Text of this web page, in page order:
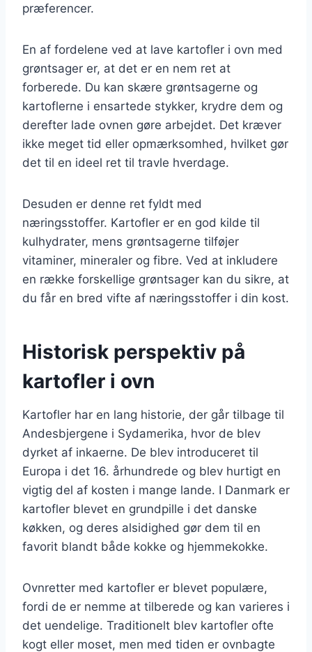
præferencer.
En af fordelene ved at lave kartofler i ovn med
grøntsager er, at det er en nem ret at
forberede. Du kan skære grøntsagerne og
kartoflerne i ensartede stykker, krydre dem og
derefter lade ovnen gøre arbejdet. Det kræver
ikke meget tid eller opmærksomhed, hvilket gør
det til en ideel ret til travle hverdage.
Desuden er denne ret fyldt med
næringsstoffer. Kartofler er en god kilde til
kulhydrater, mens grøntsagerne tilføjer
vitaminer, mineraler og fibre. Ved at inkludere
en række forskellige grøntsager kan du sikre, at
du får en bred vifte af næringsstoffer i din kost.
Historisk perspektiv på
kartofler i ovn
Kartofler har en lang historie, der går tilbage til
Andesbjergene i Sydamerika, hvor de blev
dyrket af inkaerne. De blev introduceret til
Europa i det 16. århundrede og blev hurtigt en
vigtig del af kosten i mange lande. I Danmark er
kartofler blevet en grundpille i det danske
køkken, og deres alsidighed gør dem til en
favorit blandt både kokke og hjemmekokke.
Ovnretter med kartofler er blevet populære,
fordi de er nemme at tilberede og kan varieres i
det uendelige. Traditionelt blev kartofler ofte
kogt eller moset, men med tiden er ovnbagte